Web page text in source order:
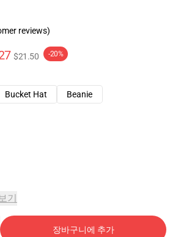
reviews)
$21.50 -20%
Bucket Hat
Beanie
기
장바구니에 추가